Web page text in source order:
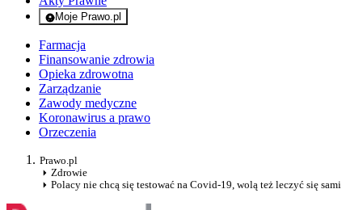
Moje Prawo.pl
- rejestracja i logowanie do serwisu
Farmacja
Finansowanie zdrowia
Opieka zdrowotna
Zarządzanie
Zawody medyczne
Koronawirus a prawo
Orzeczenia
Prawo.pl
Zdrowie
Polacy nie chcą się testować na Covid-19, wolą też leczyć się sami